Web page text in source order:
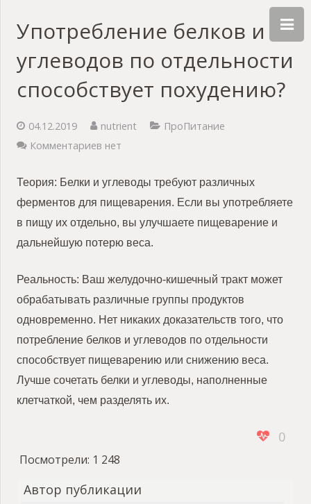
Употребление белков и
углеводов по отдельности
способствует похудению?
04.12.2019 nutrient
ПроПитание
Комментариев нет
Теория: Белки и углеводы требуют различных
ферментов для пищеварения. Если вы употребляете
в пищу их отдельно, вы улучшаете пищеварение и
дальнейшую потерю веса.
Реальность: Ваш желудочно-кишечный тракт может
обрабатывать различные группы продуктов
одновременно. Нет никаких доказательств того, что
потребление белков и углеводов по отдельности
способствует пищеварению или снижению веса.
Лучше сочетать белки и углеводы, наполненные
клетчаткой, чем разделять их.
0
Посмотрели: 1 248
Автор публикации